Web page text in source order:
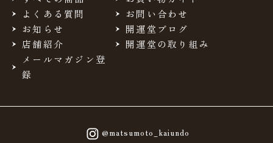
よくある質問
お問い合わせ
お知らせ
開運堂ブログ
店舗紹介
開運堂の取り組み
メールマガジン登
録
@matsumoto_kaiundo